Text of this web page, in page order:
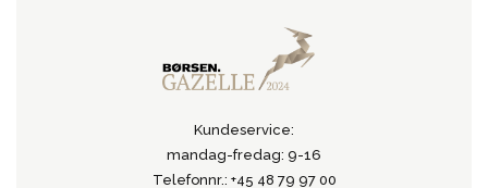
Kundeservice:
mandag-fredag: 9-16
Telefonnr.: +45 48 79 97 00